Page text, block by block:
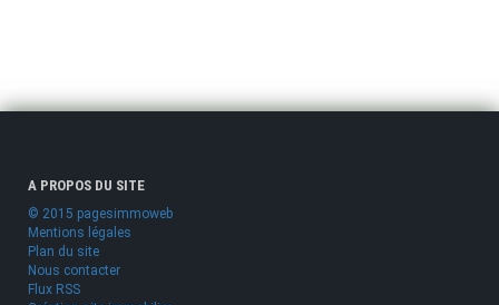
A PROPOS DU SITE
© 2015 pagesimmoweb
Mentions légales
Plan du site
Nous contacter
Flux RSS